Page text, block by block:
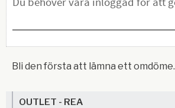
Bli den första att lämna ett omdöme.
OUTLET - REA